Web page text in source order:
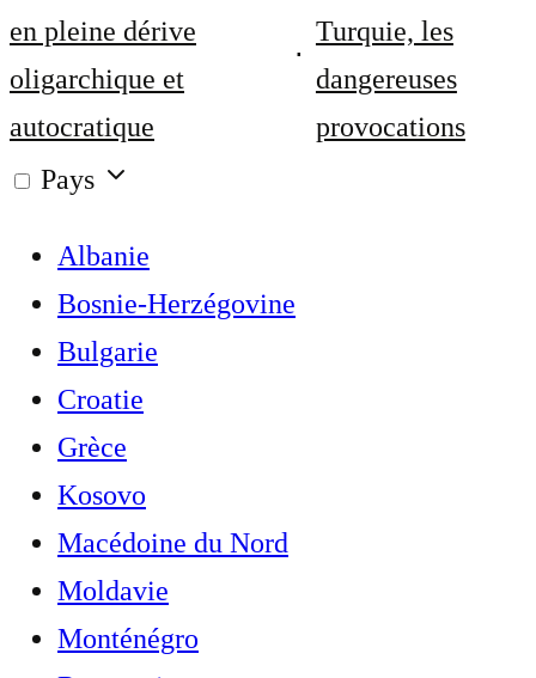
en pleine dérive
oligarchique et
autocratique
Turquie, les
dangereuses
provocations
Pays
Albanie
Bosnie-Herzégovine
Bulgarie
Croatie
Grèce
Kosovo
Macédoine du Nord
Moldavie
Monténégro